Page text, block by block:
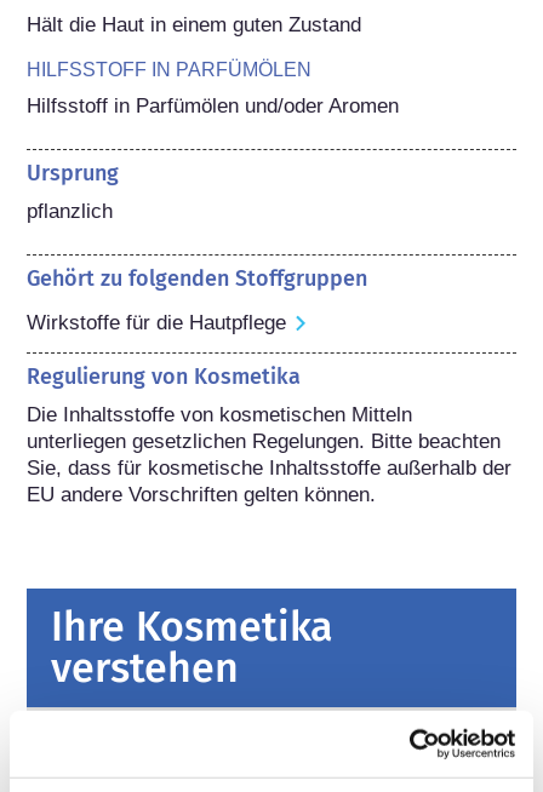
Hält die Haut in einem guten Zustand
HILFSSTOFF IN PARFÜMÖLEN
Hilfsstoff in Parfümölen und/oder Aromen
Ursprung
pflanzlich
Gehört zu folgenden Stoffgruppen
Wirkstoffe für die Hautpflege
Regulierung von Kosmetika
Die Inhaltsstoffe von kosmetischen Mitteln
unterliegen gesetzlichen Regelungen. Bitte beachten
Sie, dass für kosmetische Inhaltsstoffe außerhalb der
EU andere Vorschriften gelten können.
Ihre Kosmetika
verstehen
Fakten zur Sicherheit von kosmetischen
Produkten in Europa